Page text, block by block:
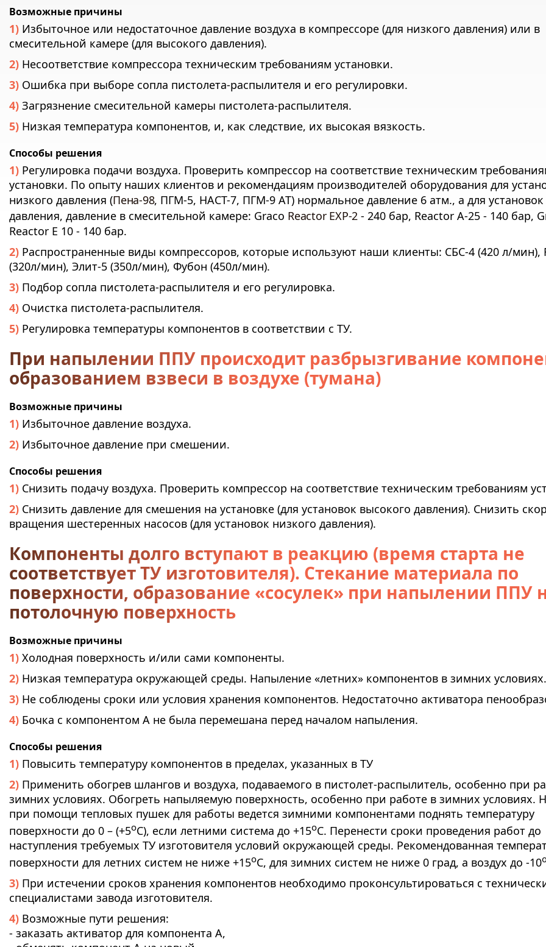
Возможные причины
Избыточное или недостаточное давление воздуха в компрессоре (для низкого давления) или в
смесительной камере (для высокого давления).
Несоответствие компрессора техническим требованиям установки.
Ошибка при выборе сопла пистолета-распылителя и его регулировки.
Загрязнение смесительной камеры пистолета-распылителя.
Низкая температура компонентов, и, как следствие, их высокая вязкость.
Способы решения
Регулировка подачи воздуха. Проверить компрессор на соответствие техническим
установки. По опыту наших клиентов и рекомендациям производителей оборудования для
низкого давления (Пена-98, ПГМ-5, НАСТ-7, ПГМ-9 АТ) нормальное давление 6 атм., а для
давления, давление в смесительной камере: Graco Reactor EXP-2 - 240 бар, Reactor A-25 - 140 бар,
Reactor E 10 - 140 бар.
Распространенные виды компрессоров, которые используют наши клиенты: СБС-4 (420 л/мин),
(320л/мин), Элит-5 (350л/мин), Фубон (450л/мин).
Подбор сопла пистолета-распылителя и его регулировка.
Очистка пистолета-распылителя.
Регулировка температуры компонентов в соответствии с ТУ.
При напылении ППУ происходит разбрызгивание
образованием взвеси в воздухе (тумана)
Возможные причины
Избыточное давление воздуха.
Избыточное давление при смешении.
Способы решения
Снизить подачу воздуха. Проверить компрессор на соответствие техническим требованиям
Снизить давление для смешения на установке (для установок высокого давления). Снизить
вращения шестеренных насосов (для установок низкого давления).
Компоненты долго вступают в реакцию (время старта не
соответствует ТУ изготовителя). Стекание материала по
поверхности, образование «сосулек» при напылении ППУ
потолочную поверхность
Возможные причины
Холодная поверхность и/или сами компоненты.
Низкая температура окружающей среды. Напыление «летних» компонентов в зимних условиях.
Не соблюдены сроки или условия хранения компонентов. Недостаточно активатора
Бочка с компонентом А не была перемешана перед началом напыления.
Способы решения
Повысить температуру компонентов в пределах, указанных в ТУ
Применить обогрев шлангов и воздуха, подаваемого в пистолет-распылитель, особенно при
зимних условиях. Обогреть напыляемую поверхность, особенно при работе в зимних условиях.
при помощи тепловых пушек для работы ведется зимними компонентами поднять температуру
поверхности до 0 – (+5оС), если летними система до +15оС. Перенести сроки проведения работ до
наступления требуемых ТУ изготовителя условий окружающей среды. Рекомендованная
поверхности для летних систем не ниже +15оС, для зимних систем не ниже 0 град, а воздух до -10
При истечении сроков хранения компонентов необходимо проконсультироваться с
специалистами завода изготовителя.
Возможные пути решения:
- заказать активатор для компонента А,